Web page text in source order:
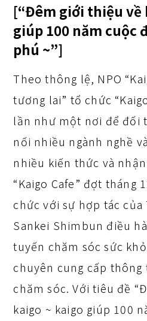
[“Đêm giới thiệu về
giúp 100 năm cuộc
phú ~”]
Theo thông lệ, NPO
tương lai” tổ chức
lần như một nơi để đối
nối nhiều ngành nghề
nhiều kiến thức và
“Kaigo Cafe” đợt tháng
chức với sự hợp tác của
Sankei Shimbun điều
tuyến chăm sóc sức
chuyên cung cấp thông
chăm sóc. Với tiêu đề
kaigo ~ kaigo giúp 100